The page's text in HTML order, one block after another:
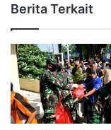
Berita Terkait